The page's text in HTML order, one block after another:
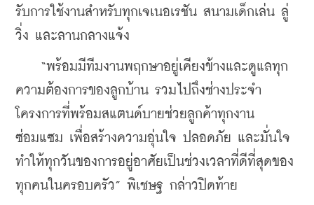
รับการใช้งานสำหรับทุกเจเนอเรชัน สนามเด็กเล่น ลู่
วิ่ง และลานกลางแจ้ง
“พร้อมมีทีมงานพฤกษาอยู่เคียงข้างและดูแลทุก
ความต้องการของลูกบ้าน รวมไปถึงช่างประจำ
โครงการที่พร้อมสแตนด์บายช่วยลูกค้าทุกงาน
ซ่อมแซม เพื่อสร้างความอุ่นใจ ปลอดภัย และมั่นใจ
ทำให้ทุกวันของการอยู่อาศัยเป็นช่วงเวลาที่ดีที่สุดของ
ทุกคนในครอบครัว” พิเชษฐ กล่าวปิดท้าย